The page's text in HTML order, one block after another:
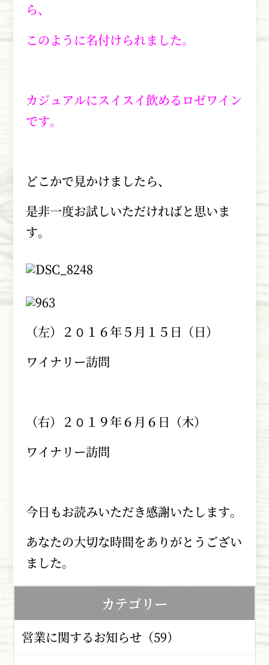
ら、
このように名付けられました。
カジュアルにスイスイ飲めるロゼワイン
です。
どこかで見かけましたら、
是非一度お試しいただければと思いま
す。
（左）２０１６年５月１５日（日）
ワイナリー訪問
（右）２０１９年６月６日（木）
ワイナリー訪問
今日もお読みいただき感謝いたします。
あなたの大切な時間をありがとうござい
ました。
カテゴリー
営業に関するお知らせ（59）